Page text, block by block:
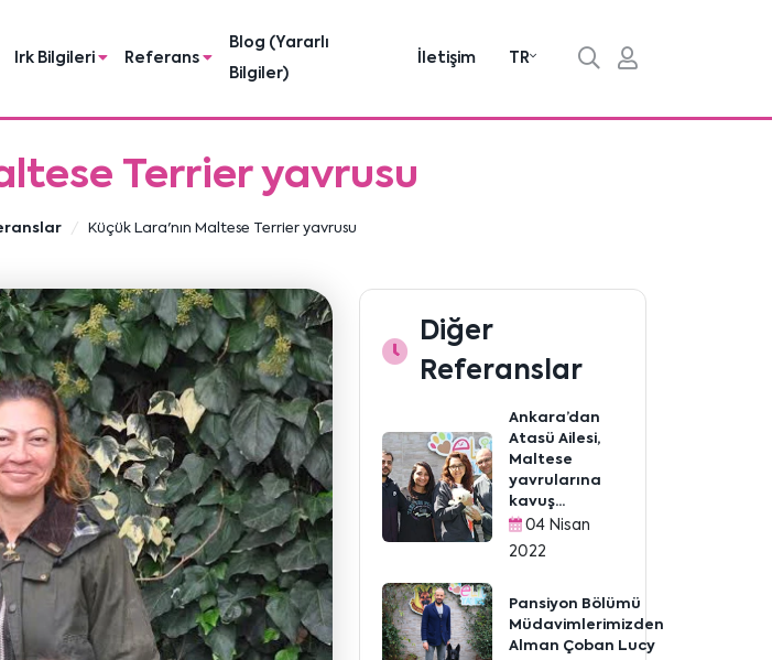
Irk Bilgileri Referans
Blog (Yararlı
Bilgiler)
İletişim TR
Terrier yavrusu
Küçük Lara'nın Maltese Terrier yavrusu
Diğer
Referanslar
Ankara’dan
Atasü Ailesi,
Maltese
yavrularına
kavuş...
04 Nisan
2022
Pansiyon Bölümü
Müdavimlerimizden
Alman Çoban Lucy